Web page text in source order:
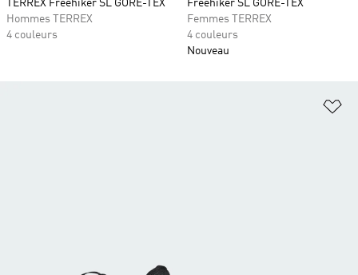
TERREX Freehiker SL GORE-TEX
Hommes TERREX
4 couleurs
Freehiker SL GORE-TEX
Femmes TERREX
4 couleurs
Nouveau